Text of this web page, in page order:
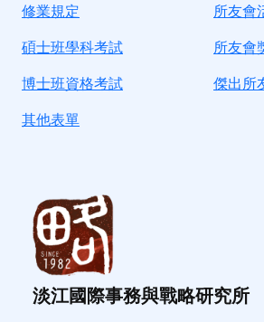
修業規定
碩士班學科考試
博士班資格考試
其他表單
所友會
所友會
傑出所
淡江國際事務與戰略研究所